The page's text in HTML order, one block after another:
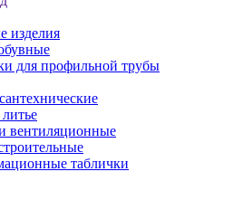
изделия
для профильной трубы
вентиляционные
таблички